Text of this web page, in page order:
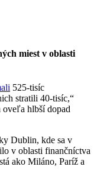
miest v oblasti
525-tisíc
stratili 40-tisíc,“
oveľa hlbší dopad
Dublin, kde sa v
v oblasti finančníctva
ako Miláno, Paríž a